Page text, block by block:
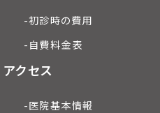
-初診時の費用
-自費料金表
アクセス
-医院基本情報